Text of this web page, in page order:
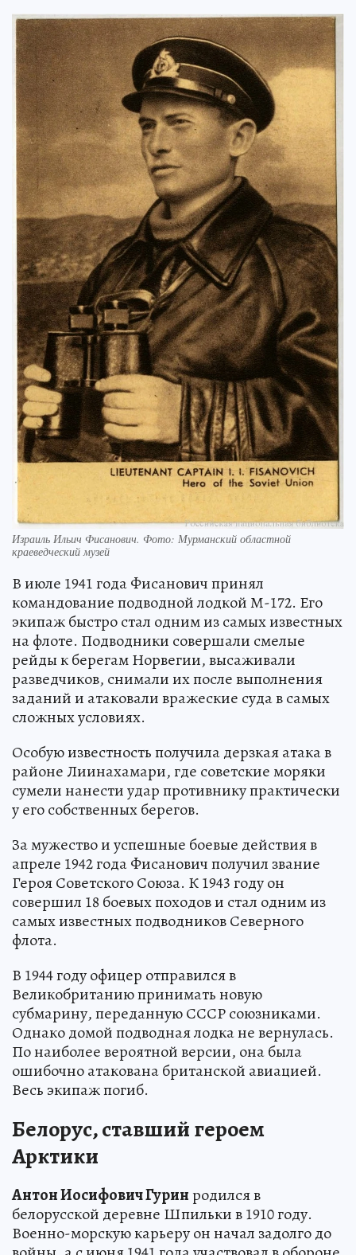
Израиль Ильич Фисанович. Фото: Мурманский областной
краеведческий музей
В июле 1941 года Фисанович принял
командование подводной лодкой М-172. Его
экипаж быстро стал одним из самых известных
на флоте. Подводники совершали смелые
рейды к берегам Норвегии, высаживали
разведчиков, снимали их после выполнения
заданий и атаковали вражеские суда в самых
сложных условиях.
Особую известность получила дерзкая атака в
районе Лиинахамари, где советские моряки
сумели нанести удар противнику практически
у его собственных берегов.
За мужество и успешные боевые действия в
апреле 1942 года Фисанович получил звание
Героя Советского Союза. К 1943 году он
совершил 18 боевых походов и стал одним из
самых известных подводников Северного
флота.
В 1944 году офицер отправился в
Великобританию принимать новую
субмарину, переданную СССР союзниками.
Однако домой подводная лодка не вернулась.
По наиболее вероятной версии, она была
ошибочно атакована британской авиацией.
Весь экипаж погиб.
Белорус, ставший героем
Арктики
Антон Иосифович Гуринродился в
белорусской деревне Шпильки в 1910 году.
Военно-морскую карьеру он начал задолго до